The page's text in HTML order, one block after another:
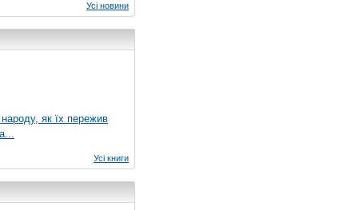
Усі новини
народу, як їх пережив
Усі книги